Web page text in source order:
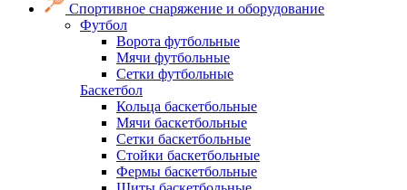
Спортивное снаряжение и оборудование
Футбол
Ворота футбольные
Мячи футбольные
Сетки футбольные
Баскетбол
Кольца баскетбольные
Мячи баскетбольные
Сетки баскетбольные
Стойки баскетбольные
Фермы баскетбольные